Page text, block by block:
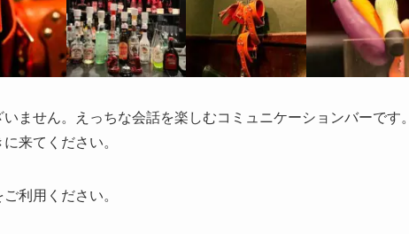
ません。えっちな会話を楽しむコミュニケーションバーです。
来てください。
利用ください。